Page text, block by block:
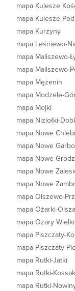
mapa Kulesze
mapa Kulesze
mapa Kurzyny
mapa Leśniewo-
mapa Maliszewo-
mapa Maliszewo-
mapa Mężenin
mapa Modzele-
mapa Mojki
mapa Niziołki-
mapa Nowe
mapa Nowe
mapa Nowe
mapa Nowe
mapa Nowe
mapa Olszewo-
mapa Ożarki-
mapa Ożary
mapa Piszczaty-
mapa Piszczaty-
mapa Rutki-Jatki
mapa Rutki-
mapa Rutki-